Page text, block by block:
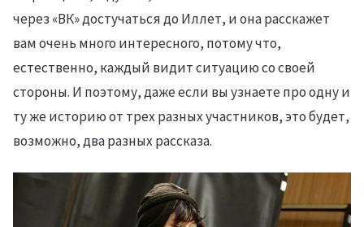
через «ВК» достучаться до Иллет, и она расскажет
вам очень много интересного, потому что,
естественно, каждый видит ситуацию со своей
стороны. И поэтому, даже если вы узнаете про одну и
ту же историю от трех разных участников, это будет,
возможно, два разных рассказа.